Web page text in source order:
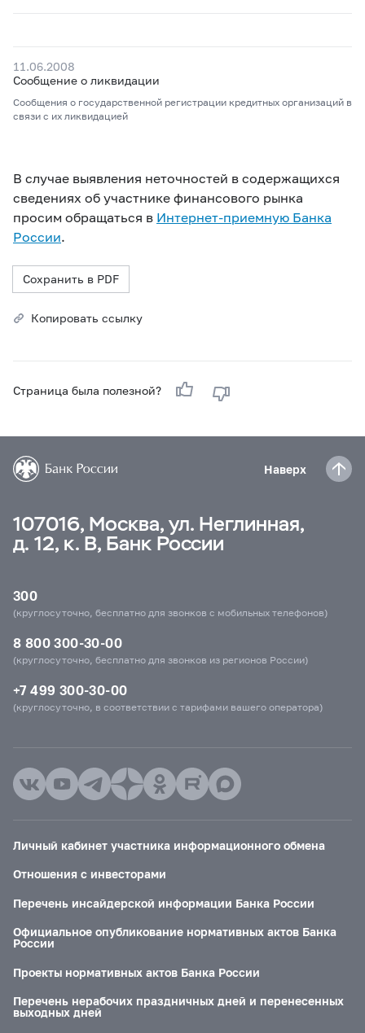
11.06.2008
Сообщение о ликвидации
Сообщения о государственной регистрации кредитных организаций в
связи с их ликвидацией
В случае выявления неточностей в содержащихся
сведениях об участнике финансового рынка
просим обращаться в Интернет-приемную Банка
России.
Сохранить в PDF
Копировать ссылку
Страница была полезной?
Наверх
107016, Москва, ул. Неглинная,
д. 12, к. В, Банк России
300
(круглосуточно, бесплатно для звонков с мобильных телефонов)
8 800 300-30-00
(круглосуточно, бесплатно для звонков из регионов России)
+7 499 300-30-00
(круглосуточно, в соответствии с тарифами вашего оператора)
Личный кабинет участника информационного обмена
Отношения с инвесторами
Перечень инсайдерской информации Банка России
Официальное опубликование нормативных актов Банка
России
Проекты нормативных актов Банка России
Перечень нерабочих праздничных дней и перенесенных
выходных дней